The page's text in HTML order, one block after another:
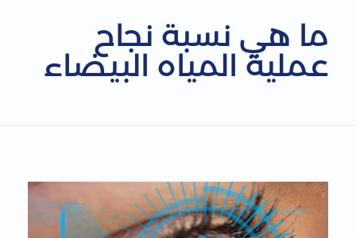
ما هي نسبة نجاح
عملية المياه البيضاء